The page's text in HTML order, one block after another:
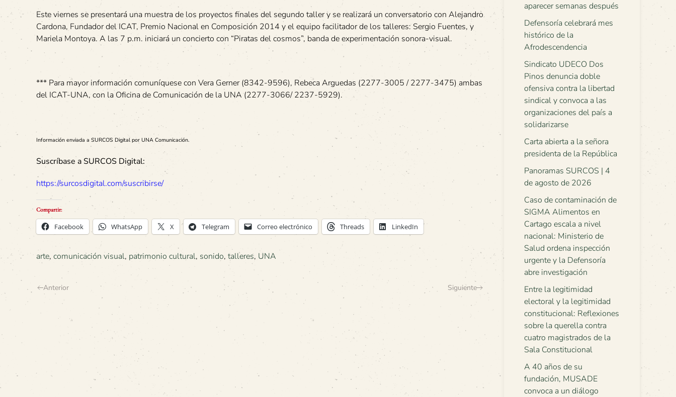
Este viernes se presentará una muestra de los proyectos finales del segundo taller y se realizará un conversatorio con Alejandro
Cardona, Fundador del ICAT, Premio Nacional en Composición 2014 y el equipo facilitador de los talleres: Sergio Fuentes, y
Mariela Montoya. A las 7 p.m. iniciará un concierto con “Piratas del cosmos”, banda de experimentación sonora-visual.
*** Para mayor información comuníquese con Vera Gerner (8342-9596), Rebeca Arguedas (2277-3005 / 2277-3475) ambas
del ICAT-UNA, con la Oficina de Comunicación de la UNA (2277-3066/ 2237-5929).
Información enviada a SURCOS Digital por UNA Comunicación.
Suscríbase a SURCOS Digital:
https://surcosdigital.com/suscribirse/
Compartir:
Facebook WhatsApp X Telegram Correo electrónico Threads LinkedIn
arte, comunicación visual, patrimonio cultural, sonido, talleres, UNA
Anterior Siguiente
aparecer semanas después
Defensoría celebrará mes
histórico de la
Afrodescendencia
Sindicato UDECO Dos
Pinos denuncia doble
ofensiva contra la libertad
sindical y convoca a las
organizaciones del país a
solidarizarse
Carta abierta a la señora
presidenta de la República
Panoramas SURCOS | 4
de agosto de 2026
Caso de contaminación de
SIGMA Alimentos en
Cartago escala a nivel
nacional: Ministerio de
Salud ordena inspección
urgente y la Defensoría
abre investigación
Entre la legitimidad
electoral y la legitimidad
constitucional: Reflexiones
sobre la querella contra
cuatro magistrados de la
Sala Constitucional
A 40 años de su
fundación, MUSADE
convoca a un diálogo